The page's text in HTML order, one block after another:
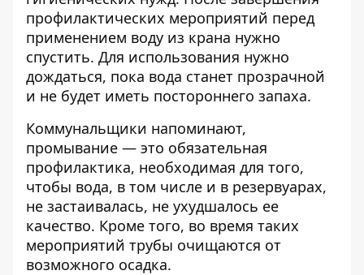
профилактических мероприятий перед
применением воду из крана нужно
спустить. Для использования нужно
дождаться, пока вода станет прозрачной
и не будет иметь постороннего запаха.
Коммунальщики напоминают,
промывание — это обязательная
профилактика, необходимая для того,
чтобы вода, в том числе и в резервуарах,
не застаивалась, не ухудшалось ее
качество. Кроме того, во время таких
мероприятий трубы очищаются от
возможного осадка.